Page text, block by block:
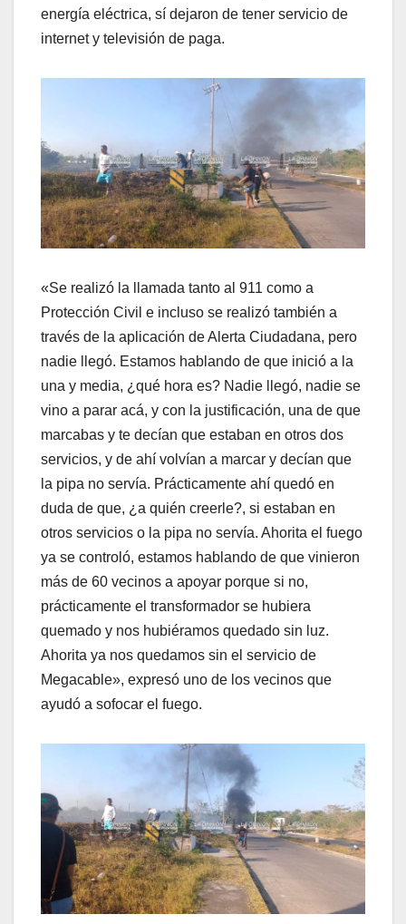
energía eléctrica, sí dejaron de tener servicio de
internet y televisión de paga.
«Se realizó la llamada tanto al 911 como a
Protección Civil e incluso se realizó también a
través de la aplicación de Alerta Ciudadana, pero
nadie llegó. Estamos hablando de que inició a la
una y media, ¿qué hora es? Nadie llegó, nadie se
vino a parar acá, y con la justificación, una de que
marcabas y te decían que estaban en otros dos
servicios, y de ahí volvían a marcar y decían que
la pipa no servía. Prácticamente ahí quedó en
duda de que, ¿a quién creerle?, si estaban en
otros servicios o la pipa no servía. Ahorita el fuego
ya se controló, estamos hablando de que vinieron
más de 60 vecinos a apoyar porque si no,
prácticamente el transformador se hubiera
quemado y nos hubiéramos quedado sin luz.
Ahorita ya nos quedamos sin el servicio de
Megacable», expresó uno de los vecinos que
ayudó a sofocar el fuego.